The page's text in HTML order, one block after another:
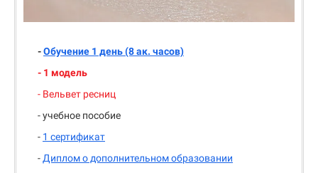
-Обучение 1 день (8 ак. часов)
- 1 модель
- Вельвет ресниц
- учебное пособие
- 1 сертификат
-Диплом о дополнительном образовании